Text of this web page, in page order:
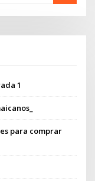
1
para comprar